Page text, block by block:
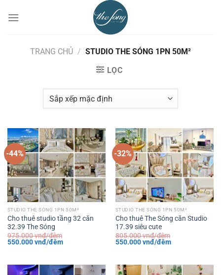
đến
TRANG CHỦ / STUDIO THE SÓNG 1PN 50M²
LỌC
-44%
STUDIO THE SÓNG 1PN 50M²
Cho thuê studio tầng 32 căn
32.39 The Sóng
975.000vnđ/đêm
Giá
đêm.
550.000vnđ/đêmGiá
550.000 vnđ/
-32%
STUDIO THE SÓNG 1PN 50M²
Cho thuê The Sóng căn Studio
17.39 siêu cute
805.000vnđ/đêm
Giá
đêm.
550.000vnđ/đêmGiá
550.000 vnđ/